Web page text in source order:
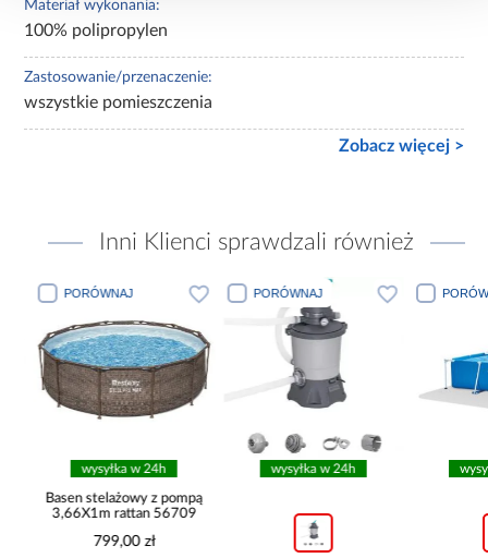
Materiał wykonania:
100% polipropylen
Zastosowanie/przenaczenie:
wszystkie pomieszczenia
Zobacz więcej >
Inni Klienci sprawdzali również
PORÓWNAJ
wysyłka w 24h
Basen stelażowy z pompą
3,66X1m rattan 56709
799,00 zł
PORÓWNAJ
wysyłka w 24h